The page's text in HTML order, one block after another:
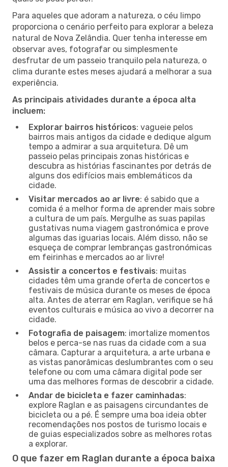
Para aqueles que adoram a natureza, o céu limpo
proporciona o cenário perfeito para explorar a beleza
natural de Nova Zelândia. Quer tenha interesse em
observar aves, fotografar ou simplesmente
desfrutar de um passeio tranquilo pela natureza, o
clima durante estes meses ajudará a melhorar a sua
experiência.
As principais atividades durante a época alta
incluem:
Explorar bairros históricos: vagueie pelos
bairros mais antigos da cidade e dedique algum
tempo a admirar a sua arquitetura. Dê um
passeio pelas principais zonas históricas e
descubra as histórias fascinantes por detrás de
alguns dos edifícios mais emblemáticos da
cidade.
Visitar mercados ao ar livre: é sabido que a
comida é a melhor forma de aprender mais sobre
a cultura de um país. Mergulhe as suas papilas
gustativas numa viagem gastronómica e prove
algumas das iguarias locais. Além disso, não se
esqueça de comprar lembranças gastronómicas
em feirinhas e mercados ao ar livre!
Assistir a concertos e festivais: muitas
cidades têm uma grande oferta de concertos e
festivais de música durante os meses de época
alta. Antes de aterrar em Raglan, verifique se há
eventos culturais e música ao vivo a decorrer na
cidade.
Fotografia de paisagem: imortalize momentos
belos e perca-se nas ruas da cidade com a sua
câmara. Capturar a arquitetura, a arte urbana e
as vistas panorâmicas deslumbrantes com o seu
telefone ou com uma câmara digital pode ser
uma das melhores formas de descobrir a cidade.
Andar de bicicleta e fazer caminhadas:
explore Raglan e as paisagens circundantes de
bicicleta ou a pé. É sempre uma boa ideia obter
recomendações nos postos de turismo locais e
de guias especializados sobre as melhores rotas
a explorar.
O que fazer em Raglan durante a época baixa